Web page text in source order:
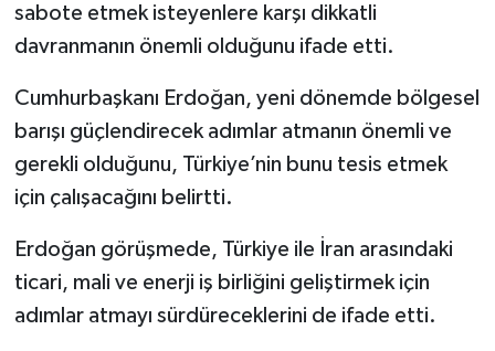
sabote etmek isteyenlere karşı dikkatli
davranmanın önemli olduğunu ifade etti.
Cumhurbaşkanı Erdoğan, yeni dönemde bölgesel
barışı güçlendirecek adımlar atmanın önemli ve
gerekli olduğunu, Türkiye’nin bunu tesis etmek
için çalışacağını belirtti.
Erdoğan görüşmede, Türkiye ile İran arasındaki
ticari, mali ve enerji iş birliğini geliştirmek için
adımlar atmayı sürdüreceklerini de ifade etti.